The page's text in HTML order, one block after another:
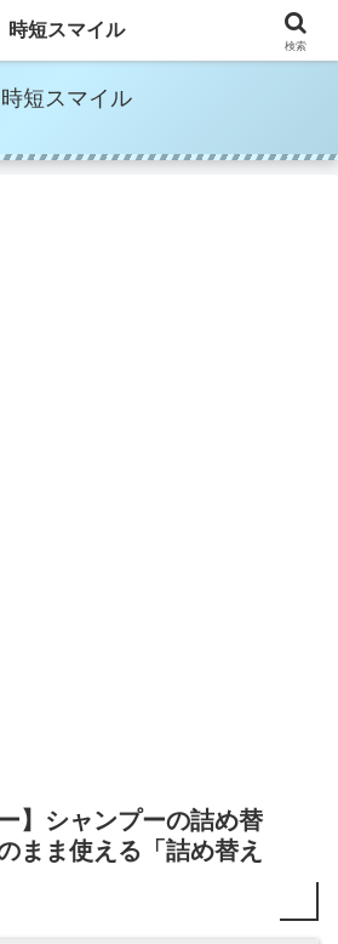
時短美容でママの笑顔を増やす
時短スマイル
】シャンプーの詰め替
まま使える「詰め替え
時短スマイル
検索